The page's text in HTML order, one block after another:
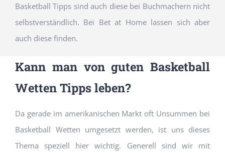
Basketball Tipps sind auch diese bei Buchmachern nicht
selbstverständlich. Bei Bet at Home lassen sich aber
auch diese finden.
Kann man von guten Basketball
Wetten Tipps leben?
Da gerade im amerikanischen Markt oft Unsummen bei
Basketball Wetten umgesetzt werden, ist uns dieses
Thema speziell hier wichtig. Generell sind wir mit